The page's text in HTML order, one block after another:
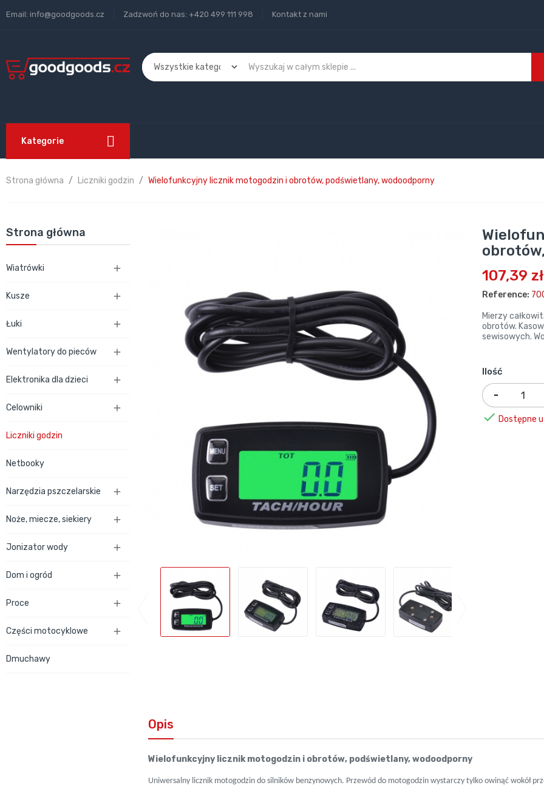
Email: info@goodgoods.cz Zadzwoń do nas: +420 499 111 998 Kontakt z nami
Kategorie
Strona główna Liczniki godzin Wielofunkcyjny licznik motogodzin i obrotów, podświetlany, wodoodporny
Strona główna
Wiatrówki 
Kusze 
Łuki 
Wentylatory do pieców 
Elektronika dla dzieci 
Celowniki 
Liczniki godzin
Netbooky
Narzędzia pszczelarskie 
Noże, miecze, siekiery 
Jonizator wody 
Dom i ogród 
Proce 
Części motocyklowe 
Dmuchawy
107,39 zł
Reference:
Mierzy
obrotów.
sewisowych.
Ilość
 Dostępne
Opis
Wielofunkcyjny licznik motogodzin i obrotów, podświetlany, wodoodporny
Uniwersalny licznik motogodzin do silników benzynowych. Przewód do motogodzin wystarczy tylko owinąć wokół